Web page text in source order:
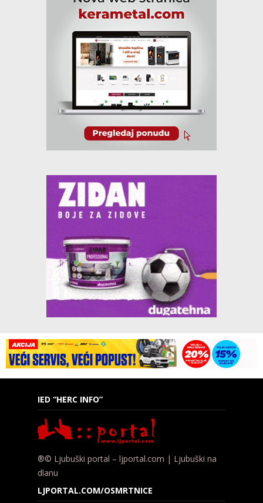
IED “HERC INFO”
®© Ljubuški portal – ljportal.com | Ljubuški na
dlanu
LJPORTAL.COM/OSMRTNICE